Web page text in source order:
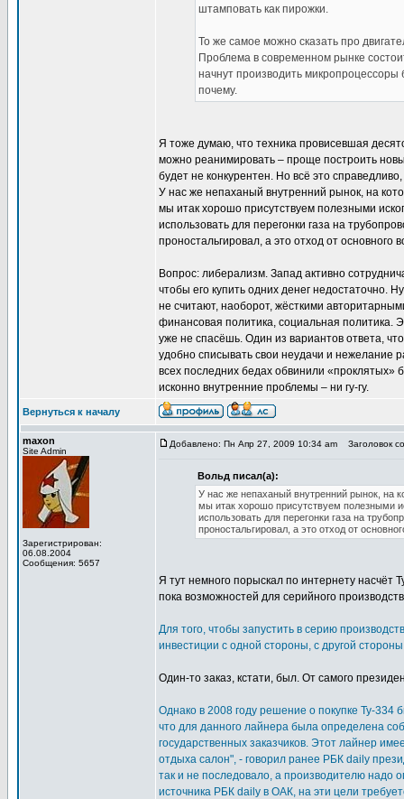
штамповать как пирожки.
То же самое можно сказать про
Проблема в современном рынке
начнут производить
почему.
Я тоже думаю, что техника провисевшая
можно реанимировать – проще построить
будет не конкурентен. Но всё это
У нас же непаханый внутренний рынок, на
мы итак хорошо присутствуем полезными
использовать для перегонки газа на
проностальгировал, а это отход от основного
Вопрос: либерализм. Запад активно
чтобы его купить одних денег
не считают, наоборот, жёсткими
финансовая политика, социальная политика.
уже не спасёшь. Один из вариантов ответа,
удобно списывать свои неудачи и нежелание
всех последних бедах обвинили «проклятых»
исконно внутренние проблемы – ни гу-гу.
Вернуться к началу
maxon
Site Admin
Зарегистрирован:
06.08.2004
Сообщения: 5657
Добавлено: Пн Апр 27, 2009 10:34 am Заголовок
Вольд писал(а):
У нас же непаханый внутренний рынок, на
мы итак хорошо присутствуем полезными
использовать для перегонки газа на
проностальгировал, а это отход от
Я тут немного порыскал по интернету насчёт
пока возможностей для серийного
Для того, чтобы запустить в серию
инвестиции с одной стороны, с другой
Один-то заказ, кстати, был. От самого
Однако в 2008 году решение о покупке Ту-334
что для данного лайнера была определена
государственных заказчиков. Этот лайнер
отдыха салон", - говорил ранее РБК daily
так и не последовало, а производителю надо
источника РБК daily в ОАК, на эти цели